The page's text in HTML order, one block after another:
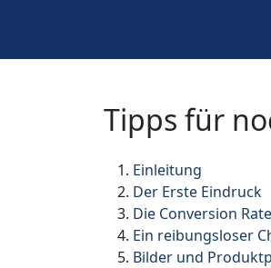
Tipps für
Einleitung
Der Erste Eindruck
Die Conversion
Ein reibungsloser
Bilder und